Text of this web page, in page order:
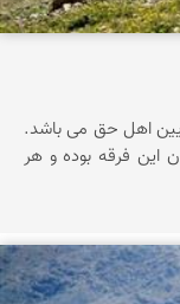
اهل حق می باشد.
این فرقه بوده و هر